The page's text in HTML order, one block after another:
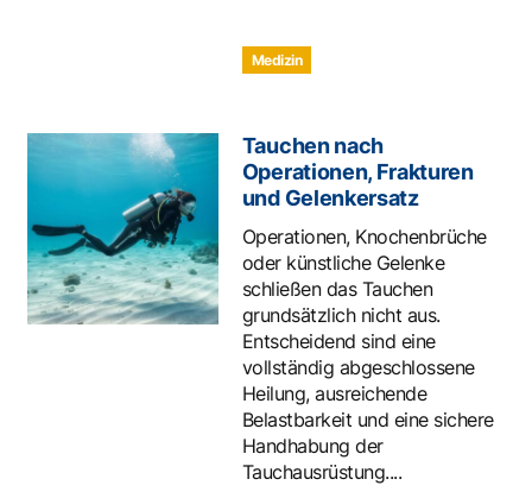
Medizin
Tauchen nach
Operationen, Frakturen
und Gelenkersatz
Operationen, Knochenbrüche
oder künstliche Gelenke
schließen das Tauchen
grundsätzlich nicht aus.
Entscheidend sind eine
vollständig abgeschlossene
Heilung, ausreichende
Belastbarkeit und eine sichere
Handhabung der
Tauchausrüstung....